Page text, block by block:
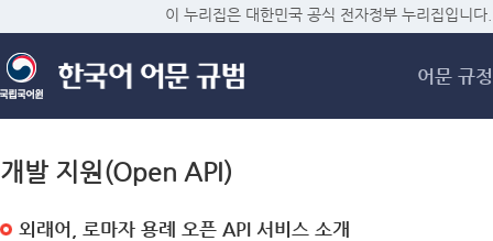
메
이 누리집은 대한민국 공식 전자정부 누리집입니다.
어문 규정
개발 지원(Open API)
외래어, 로마자 용례 오픈 API 서비스 소개